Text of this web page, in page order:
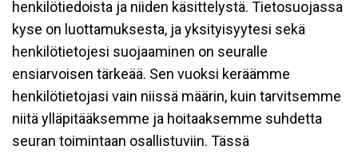
henkilötiedoista ja niiden käsittelystä. Tietosuojassa
kyse on luottamuksesta, ja yksityisyytesi sekä
henkilötietojesi suojaaminen on seuralle
ensiarvoisen tärkeää. Sen vuoksi keräämme
henkilötietojasi vain niissä määrin, kuin tarvitsemme
niitä ylläpitääksemme ja hoitaaksemme suhdetta
seuran toimintaan osallistuviin. Tässä